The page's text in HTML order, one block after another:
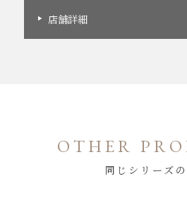
店舗詳細
OTHER
同じシリーズ